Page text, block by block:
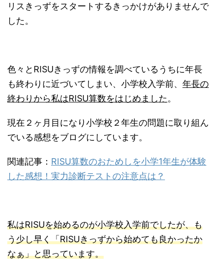
リスきっずをスタートするきっかけがありませんで
した。
色々とRISUきっずの情報を調べているうちに年長
も終わりに近づいてしまい、小学校入学前、 年長の
終わりから私はRISU算数をはじめました。
現在２ヶ月目になり小学校２年生の問題に取り組ん
でいる感想をブログにしています。
関連記事： RISU算数のおためしを小学1年生が体験
した感想！実力診断テストの注意点は？
私はRISUを始めるのが小学校入学前でしたが、も
う少し早く「RISUきっずから始めても良かったか
なぁ」と思っています。